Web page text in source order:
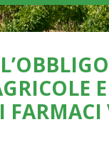
FARMACI